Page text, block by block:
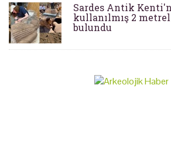
Sardes Antik
kullanılmış 2
bulundu